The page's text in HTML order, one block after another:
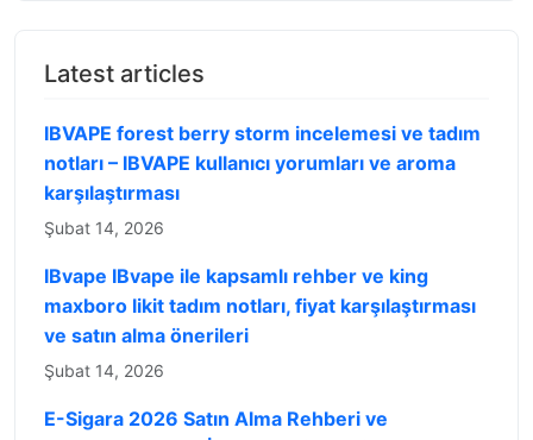
Latest articles
IBVAPE forest berry storm incelemesi ve tadım
notları – IBVAPE kullanıcı yorumları ve aroma
karşılaştırması
Şubat 14, 2026
IBvape IBvape ile kapsamlı rehber ve king
maxboro likit tadım notları, fiyat karşılaştırması
ve satın alma önerileri
Şubat 14, 2026
E-Sigara 2026 Satın Alma Rehberi ve